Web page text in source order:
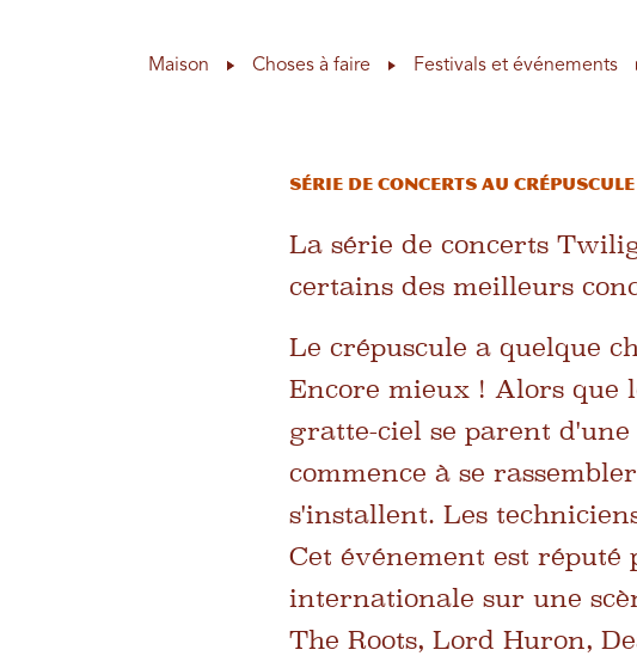
Maison Choses à faire Festivals et événements
Série de concerts au crépuscule
La série de concerts
certains des meilleurs
Le crépuscule a quelque
Encore mieux ! Alors que
gratte-ciel se parent
commence à se
s'installent. Les
Cet événement est réputé
internationale sur une
The Roots, Lord Huron,